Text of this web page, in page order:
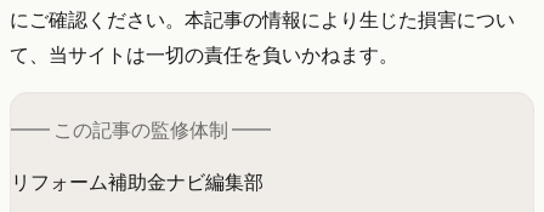
にご確認ください。本記事の情報により生じた損害につい
て、当サイトは一切の責任を負いかねます。
━━ この記事の監修体制 ━━
リフォーム補助金ナビ編集部